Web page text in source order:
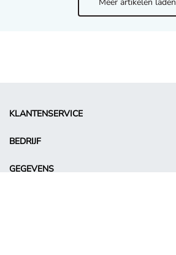
KLANTENSERVICE
BEDRIJF
GEGEVENS